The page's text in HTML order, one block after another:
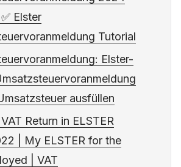
Elster
Tutorial
Elster-
ausfüllen
Return in ELSTER
| My ELSTER for the
| VAT